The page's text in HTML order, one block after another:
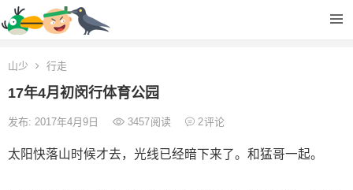
山少 行走
17年4月初闵行体育公园
发布: 2017年4月9日 3457阅读 2评论
太阳快落山时候才去，光线已经暗下来了。和猛哥一起。